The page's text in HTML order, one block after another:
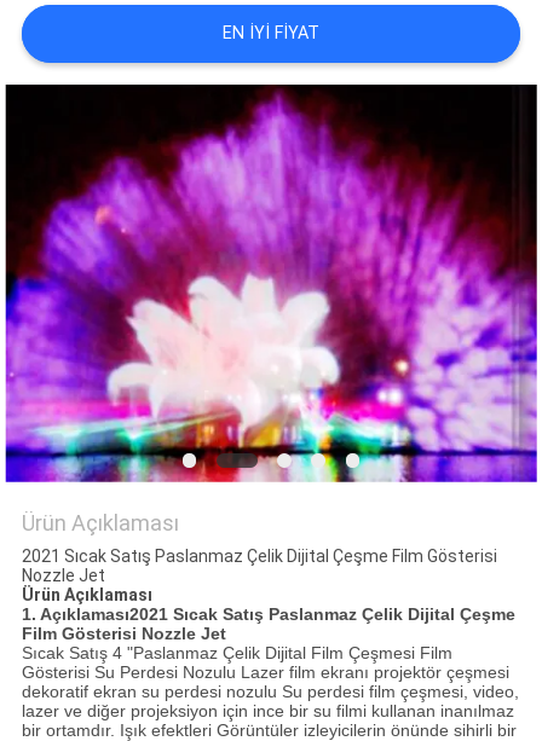
SITE
HARITASI
PRIVACY
POLICY
EN IYI FIYAT
Ürün Açıklaması
2021 Sıcak Satış Paslanmaz Çelik Dijital Çeşme Film Gösterisi
Nozzle Jet
Ürün Açıklaması
1. Açıklaması2021 Sıcak Satış Paslanmaz Çelik Dijital Çeşme
Film Gösterisi Nozzle Jet
Sıcak Satış 4 "Paslanmaz Çelik Dijital Film Çeşmesi Film
Gösterisi Su Perdesi Nozulu Lazer film ekranı projektör çeşmesi
dekoratif ekran su perdesi nozulu Su perdesi film çeşmesi, video,
lazer ve diğer projeksiyon için ince bir su filmi kullanan inanılmaz
bir ortamdır. Işık efektleri Görüntüler izleyicilerin önünde sihirli bir